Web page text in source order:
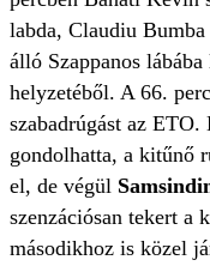
labda, Claudiu
álló Szappanos
helyzetéből. A 66.
szabadrúgást az
gondolhatta, a kitűnő
el, de végül
szenzációsan tekert a
másodikhoz is közel